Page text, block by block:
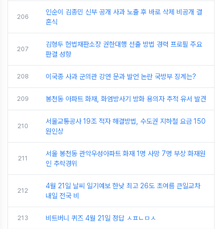
206
인순이 김종민 신부 공개 사과 노출 후 바로 삭제 비공개 결
혼식
207
김형두 헌법재판소장 권한대행 선출 방법 경력 프로필 주요
판결 성향
208 이국종 사과 군의관 강연 문과 발언 논란 국방부 징계는?
209 봉천동 아파트 화재, 화염방사기 방화 용의자 추적 유서 발견
210
서울교통공사 19조 적자 해결방법, 수도권 지하철 요금 150
원인상
211
서울 봉천동 관악우성아파트 화재 1명 사망 7명 부상 화재원
인 추락경위
212
4월 21일 날씨 일기예보 한낮 최고 26도 초여름 큰일교차
내일 전국 비
213 비트버니 퀴즈 4월 21일 정답 ㅅㅍㄴㅁㅅ